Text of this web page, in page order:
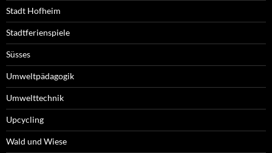
Stadt Hofheim
Stadtferienspiele
Süsses
Umweltpädagogik
Umwelttechnik
Upcycling
Wald und Wiese